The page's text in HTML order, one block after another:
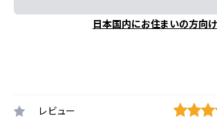
日本国内にお住まいの方向け
レビュー